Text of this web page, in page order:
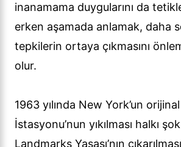
inanamama duygularını da
erken aşamada anlamak, daha
tepkilerin ortaya çıkmasını
olur.
1963 yılında New York’un
İstasyonu’nun yıkılması halkı
Landmarks Yasası’nın